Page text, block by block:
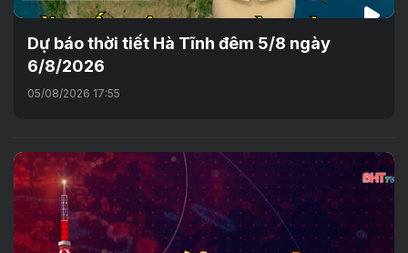
Dự báo thời tiết Hà Tĩnh đêm 5/8 ngày
6/8/2026
05/08/2026 17:55